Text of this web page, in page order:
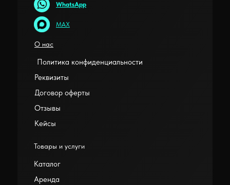
Товары и услуги
Каталог
Аренда
О нас
Договор оферты
Реквизиты
Кейсы
Отзывы
Политика конфиденциальности
WhatsApp
MAX